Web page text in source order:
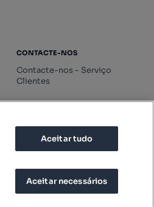
CONTACTE-NOS
Contacte-nos - Serviço
Clientes
Aceitar tudo
Aceitar necessários